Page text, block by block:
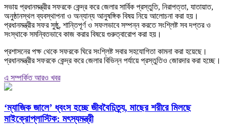
সভায় প্রধানমন্ত্রীর সফরকে কেন্দ্র করে জেলার সার্বিক প্রস্তুতি, নিরাপত্তা, যাতায়াত,
অনুষ্ঠানস্থল ব্যবস্থাপনা ও অন্যান্য আনুষঙ্গিক বিষয় নিয়ে আলোচনা করা হয়।
প্রধানমন্ত্রীর সফর সুষ্ঠু, শান্তিপূর্ণ ও সফলভাবে সম্পন্ন করতে সংশ্লিষ্ট সব দপ্তর ও
সংস্থাকে সমন্বিতভাবে কাজ করার বিষয়ে গুরুত্বারোপ করা হয়।
প্রশাসনের পক্ষ থেকে সফরকে ঘিরে সংশ্লিষ্ট সবার সহযোগিতা কামনা করা হয়েছে।
প্রধানমন্ত্রীর সফরকে কেন্দ্র করে জেলার বিভিন্ন পর্যায়ে প্রস্তুতিও জোরদার করা হচ্ছে।
এ সম্পর্কিত আরও খবর
‘ম্যাজিক জালে’ ধ্বংস হচ্ছে জীববৈচিত্র্য, মাছের শরীরে মিলছে
মাইক্রোপ্লাস্টিক: মৎস্যমন্ত্রী